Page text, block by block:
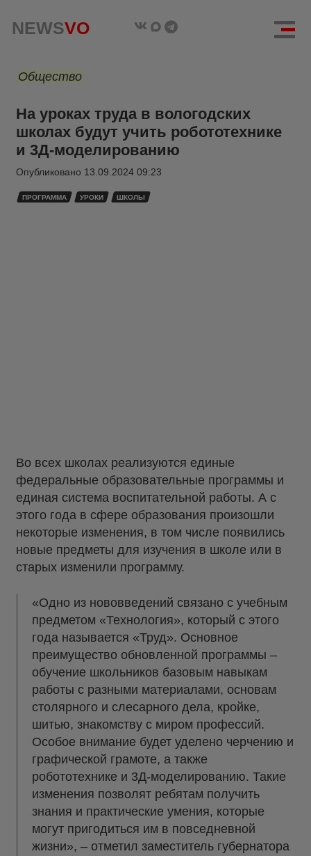
NEWSVO
Общество
На уроках труда в вологодских
школах будут учить робототехнике
и 3Д-моделированию
Опубликовано 13.09.2024 09:23
ПРОГРАММА УРОКИ ШКОЛЫ
Во всех школах реализуются единые
федеральные образовательные программы и
единая система воспитательной работы. А с
этого года в сфере образования произошли
некоторые изменения, в том числе появились
новые предметы для изучения в школе или в
старых изменили программу.
«Одно из нововведений связано с учебным
предметом «Технология», который с этого
года называется «Труд». Основное
преимущество обновленной программы –
обучение школьников базовым навыкам
работы с разными материалами, основам
столярного и слесарного дела, кройке,
шитью, знакомству с миром профессий.
Особое внимание будет уделено черчению и
графической грамоте, а также
робототехнике и 3Д-моделированию. Такие
изменения позволят ребятам получить
знания и практические умения, которые
могут пригодиться им в повседневной
жизни», – отметил заместитель губернатора